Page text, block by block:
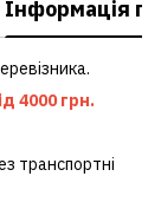
Інформація
4000 грн.
транспортні